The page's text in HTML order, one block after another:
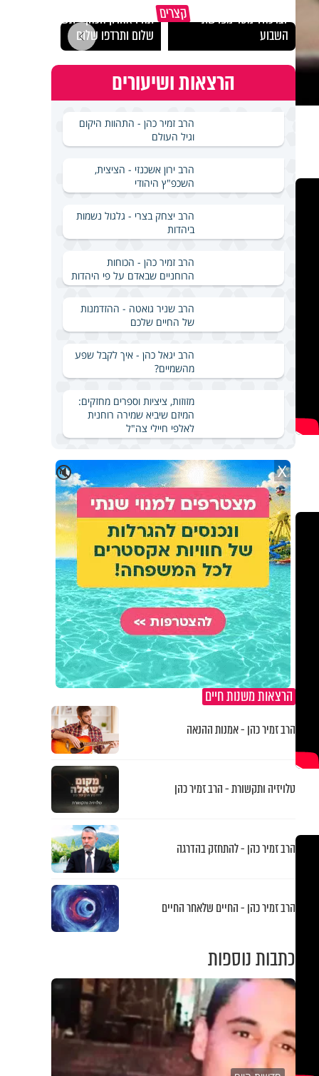
קצרים
לברכה? מסר מפרשת
השבוע
תהיו אהרון הכהן - תשכינו
שלום ותרדפו שלום
הרצאות ושיעורים
הרב זמיר כהן - התהוות היקום
וגיל העולם
הרב ירון אשכנזי - הציצית,
השכפ"ץ היהודי
הרב יצחק בצרי - גלגול נשמות
ביהדות
הרב זמיר כהן - הכוחות
הרוחניים שבאדם על פי היהדות
הרב שניר גואטה - ההזדמנות
של החיים שלכם
הרב יגאל כהן - איך לקבל שפע
מהשמיים?
מזוזות, ציציות וספרים מחזקים:
המיזם שיביא שמירה רוחנית
לאלפי חיילי צה"ל
🔇 X
הרצאות משנות חיים
הרב זמיר כהן - אמנות ההנאה
טלויזיה ותקשורת - הרב זמיר כהן
הרב זמיר כהן - להתחזק בהדרגה
הרב זמיר כהן - החיים שלאחר החיים
כתבות נוספות